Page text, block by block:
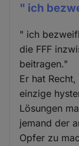
" ich
" ich
die FFF
beitragen."
Er hat
einzige
Lösungen
jemand der
Opfer zu